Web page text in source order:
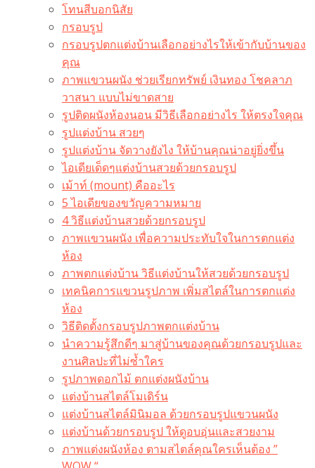
โทนสีบอกนิสัย
กรอบรูป
กรอบรูปตกแต่งบ้านเลือกอย่างไรให้เข้ากับบ้านของ
คุณ
ภาพแขวนผนัง ช่วยเรียกทรัพย์ เงินทอง โชคลาภ
วาสนา แบบไม่ขาดสาย
รูปติดผนังห้องนอน มีวิธีเลือกอย่างไร ให้ตรงใจคุณ
รูปแต่งบ้าน สวยๆ
รูปแต่งบ้าน จัดวางยังไง ให้บ้านคุณน่าอยู่ยิ่งขึ้น
ไอเดียเด็ดๆแต่งบ้านสวยด้วยกรอบรูป
เม้าท์ (mount) คืออะไร​
5 ไอเดียของขวัญความหมาย
4 วิธีแต่งบ้านสวยด้วยกรอบรูป
ภาพแขวนผนัง เพื่อความประทับใจในการตกแต่ง
ห้อง
ภาพตกแต่งบ้าน วิธีแต่งบ้านให้สวยด้วยกรอบรูป
เทคนิคการแขวนรูปภาพ เพิ่มสไตล์ในการตกแต่ง
ห้อง
วิธีติดตั้งกรอบรูปภาพตกแต่งบ้าน
นำความรู้สึกดีๆ มาสู่บ้านของคุณด้วยกรอบรูปและ
งานศิลปะที่ไม่ซ้ำใคร
รูปภาพดอกไม้ ตกแต่งผนังบ้าน
แต่งบ้านสไตล์โมเดิร์น
แต่งบ้านสไตล์มินิมอล ด้วยกรอบรูปแขวนผนัง
แต่งบ้านด้วยกรอบรูป ให้ดูอบอุ่นและสวยงาม
ภาพแต่งผนังห้อง ตามสไตล์คุณใครเห็นต้อง ”